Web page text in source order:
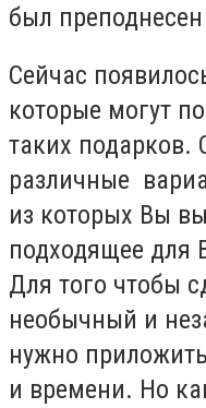
был
Сейчас
которые могут
таких подарков.
различные
из которых Вы
подходящее для
Для того чтобы
необычный и
нужно
и времени. Но